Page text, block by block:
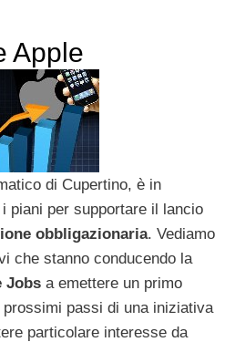
Apple
di Cupertino, è in
piani per supportare il lancio
obbligazionaria. Vediamo
che stanno conducendo la
Jobs a emettere un primo
passi di una iniziativa
particolare interesse da